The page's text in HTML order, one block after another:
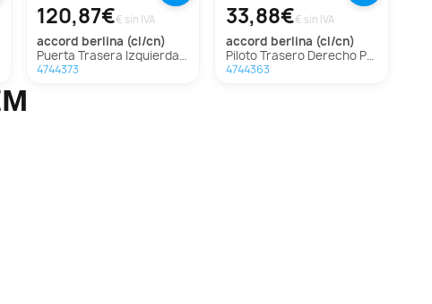
120,87€€ sin IVA
accord berlina (cl/cn)
Puerta Trasera Izquierda para Honda Accord Berlina
4744373
33,88€€ sin IVA
accord berlina (cl/cn)
Piloto Trasero Derecho Para Honda Accord Berlina
4744363